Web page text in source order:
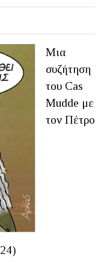
Μια
συζήτηση
του Cas
Mudde με
τον Πέτρο